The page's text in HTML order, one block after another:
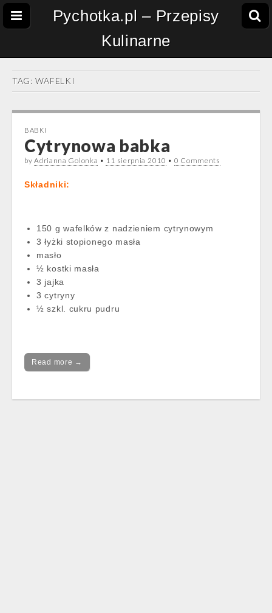
Pychotka.pl – Przepisy
Kulinarne
TAG: WAFELKI
BABKI
Cytrynowa babka
byAdrianna Golonka • 11 sierpnia 2010 • 0 Comments
Składniki:
150 g wafelków z nadzieniem cytrynowym
3 łyżki stopionego masła
masło
½ kostki masła
3 jajka
3 cytryny
½ szkl. cukru pudru
Read more →